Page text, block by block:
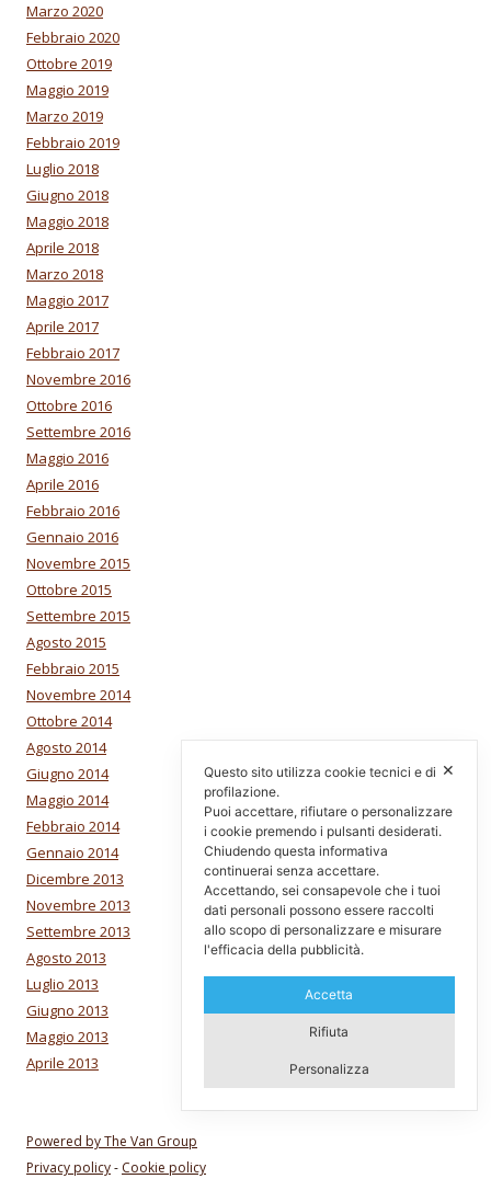
Marzo 2020
Febbraio 2020
Ottobre 2019
Maggio 2019
Marzo 2019
Febbraio 2019
Luglio 2018
Giugno 2018
Maggio 2018
Aprile 2018
Marzo 2018
Maggio 2017
Aprile 2017
Febbraio 2017
Novembre 2016
Ottobre 2016
Settembre 2016
Maggio 2016
Aprile 2016
Febbraio 2016
Gennaio 2016
Novembre 2015
Ottobre 2015
Settembre 2015
Agosto 2015
Febbraio 2015
Novembre 2014
Ottobre 2014
Agosto 2014
Giugno 2014
Maggio 2014
Febbraio 2014
Gennaio 2014
Dicembre 2013
Novembre 2013
Settembre 2013
Agosto 2013
Luglio 2013
Giugno 2013
Maggio 2013
Aprile 2013
Powered by The Van Group
Privacy policy- Cookie policy
✕
Questo sito utilizza cookie tecnici e di
profilazione.
Puoi accettare, rifiutare o personalizzare
i cookie premendo i pulsanti desiderati.
Chiudendo questa informativa
continuerai senza accettare.
Accettando, sei consapevole che i tuoi
dati personali possono essere raccolti
allo scopo di personalizzare e misurare
l'efficacia della pubblicità.
Accetta
Rifiuta
Personalizza